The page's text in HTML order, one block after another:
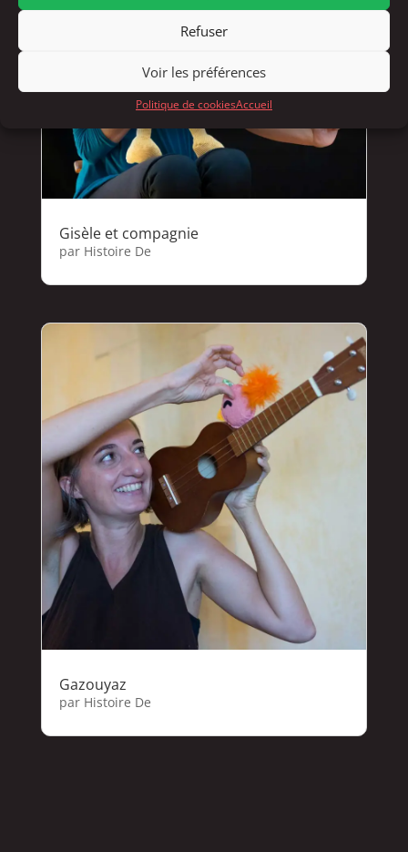
Refuser
Voir les préférences
Politique de cookiesAccueil
Gisèle et compagnie
par Histoire De
Gazouyaz
par Histoire De